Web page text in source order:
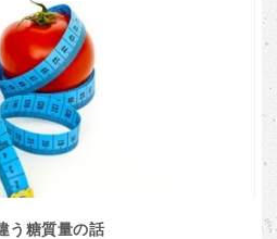
う糖質量の話